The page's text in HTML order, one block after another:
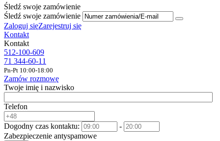
Śledź swoje zamówienie
Śledź swoje zamówienie
Zaloguj sięZarejestruj się
Kontakt
Kontakt
512-100-609
71 344-60-11
Pn-Pt 10:00-18:00
Zamów rozmowę
Twoje imię i nazwisko
Telefon
Dogodny czas kontaktu:
-
Zabezpieczenie antyspamowe